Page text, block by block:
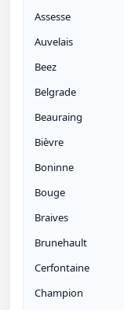
Assesse
Auvelais
Beez
Belgrade
Beauraing
Bièvre
Boninne
Bouge
Braives
Brunehault
Cerfontaine
Champion